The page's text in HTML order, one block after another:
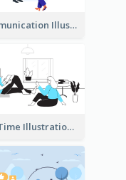
Communication Illustration
Girl Time Illustration